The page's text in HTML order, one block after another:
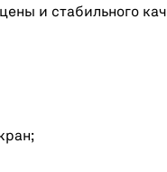
и стабильного